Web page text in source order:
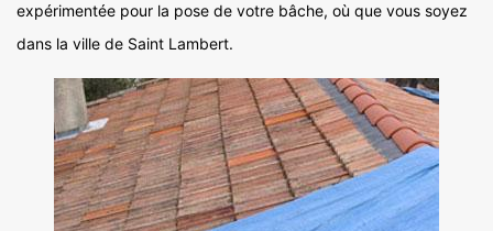
expérimentée pour la pose de votre bâche, où que vous soyez
dans la ville de Saint Lambert.